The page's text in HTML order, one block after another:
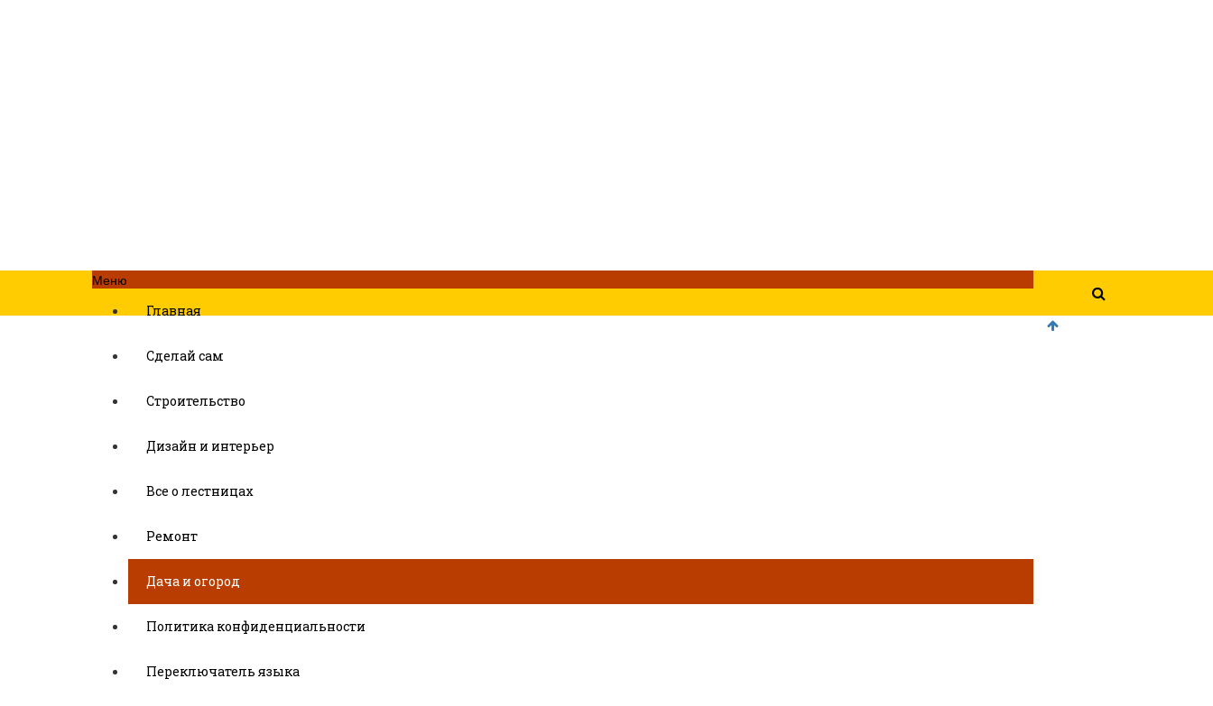
Меню
Главная
Сделай сам
Строительство
Дизайн и интерьер
Все о лестницах
Ремонт
Дача и огород
Политика конфиденциальности
Переключатель языка